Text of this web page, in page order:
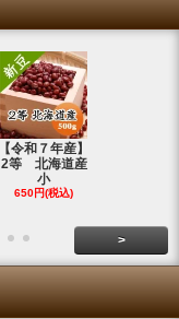
【令和７年産】
2等 北海道産
小
650円(税込)
>